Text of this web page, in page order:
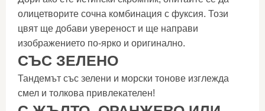
олицетворите сочна комбинация с фуксия. Този
цвят ще добави увереност и ще направи
изображението по-ярко и оригинално.
СЪС ЗЕЛЕНО
Тандемът със зелени и морски тонове изглежда
смел и толкова привлекателен!